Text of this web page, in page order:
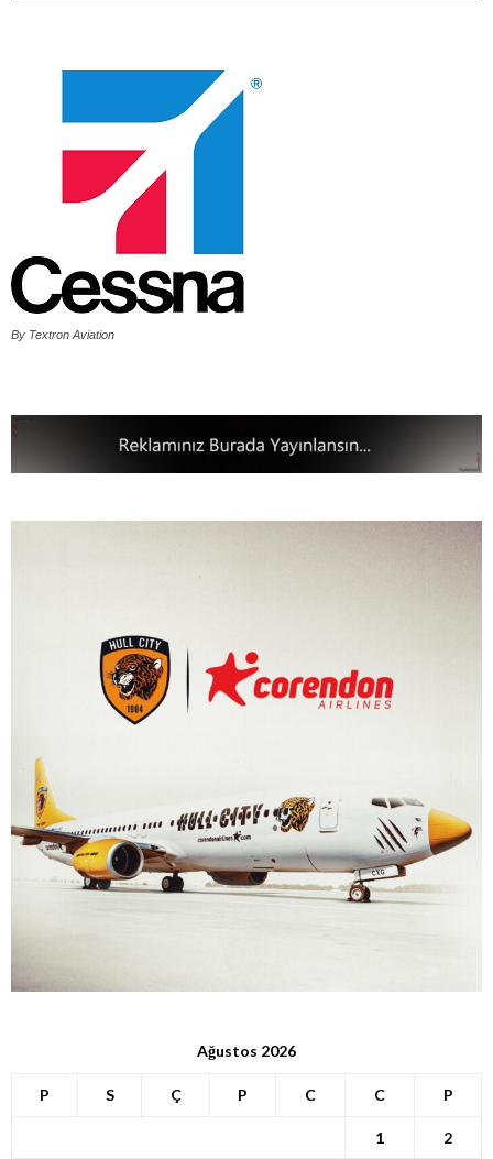
By Textron Aviation
Ağustos 2026
P S Ç P C C P
1 2